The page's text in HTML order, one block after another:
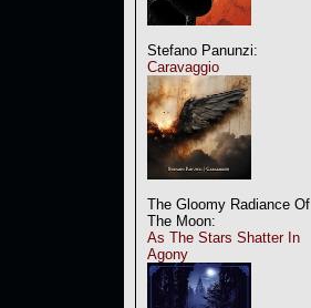
Stefano Panunzi:
Caravaggio
The Gloomy Radiance Of
The Moon:
As The Stars Shatter In
Agony